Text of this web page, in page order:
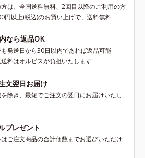
は、全国送料無料、2回目以降のご利用の方
円以上(税込)のお買い上げで、送料無料
なら返品OK
発送日から30日以内であれば返品可能
料はオルビスが負担いたします
文翌日お届け
除き、最短でご注文の翌日にお届けいたし
プレゼント
ご注文商品の合計個数までお選びいただけ